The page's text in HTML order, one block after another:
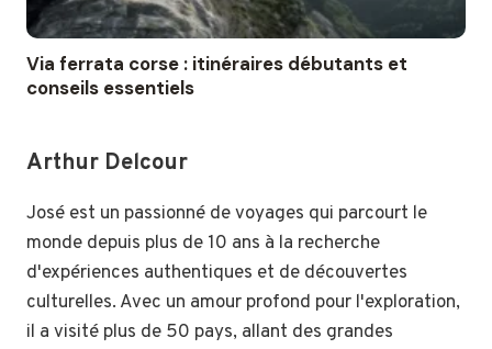
Via ferrata corse : itinéraires débutants et
conseils essentiels
Arthur Delcour
José est un passionné de voyages qui parcourt le
monde depuis plus de 10 ans à la recherche
d'expériences authentiques et de découvertes
culturelles. Avec un amour profond pour l'exploration,
il a visité plus de 50 pays, allant des grandes